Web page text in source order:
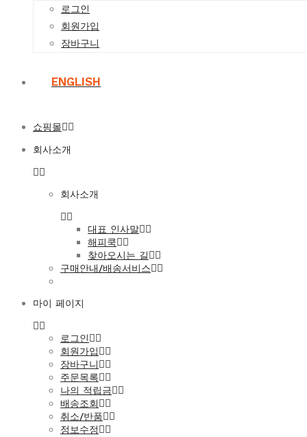
로그인
회원가입
장바구니
ENGLISH
쇼핑몰
회사소개
회사소개
대표 인사말
해피쿡
찾아오시는 길
구매안내/배송서비스
마이 페이지
로그인
회원가입
장바구니
주문목록
나의 적립금
배송조회
취소/반품
정보수정